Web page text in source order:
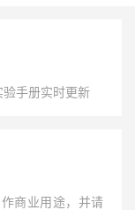
手册实时更新
商业用途，并请